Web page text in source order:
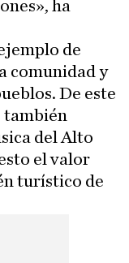
ha
de
comunidad y
De este
también
del Alto
el valor
turístico de